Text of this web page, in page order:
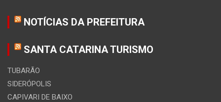
NOTÍCIAS DA PREFEITURA
SANTA CATARINA TURISMO
TUBARÃO
SIDERÓPOLIS
CAPIVARI DE BAIXO